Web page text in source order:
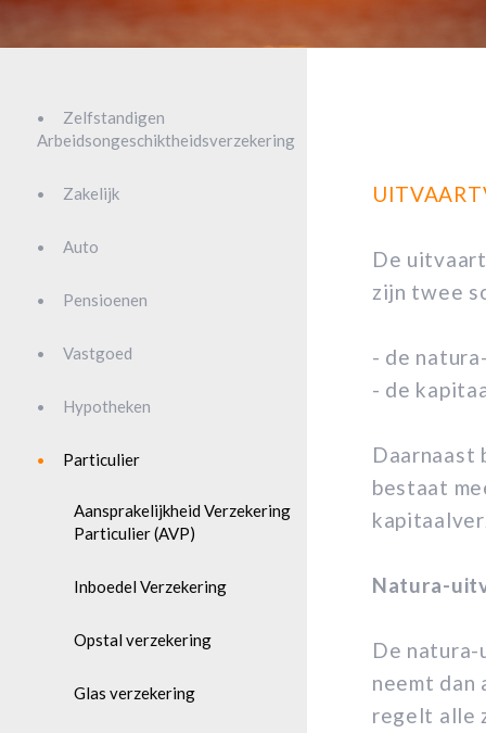
Zelfstandigen
Arbeidsongeschiktheidsverzekering
Zakelijk
Auto
Pensioenen
Vastgoed
Hypotheken
Particulier
Aansprakelijkheid Verzekering
Particulier (AVP)
Inboedel Verzekering
Opstal verzekering
Glas verzekering
De
zijn twee
- de
- de
Daarnaast
bestaat
Natura-
De
neemt dan
regelt alle